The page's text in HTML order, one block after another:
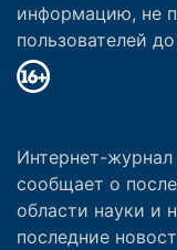
информацию, не
пользователей до
Интернет-
сообщает о
области науки и
последние